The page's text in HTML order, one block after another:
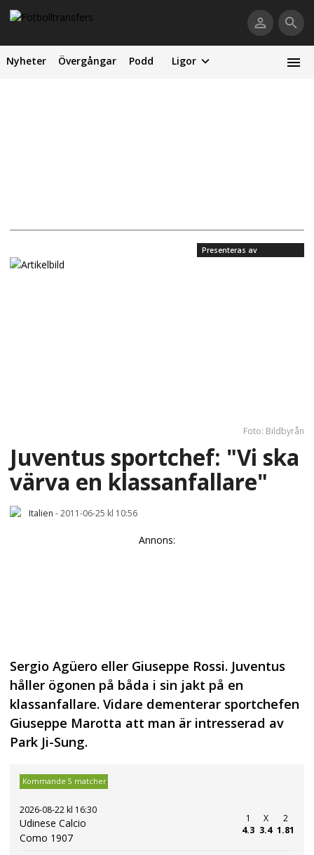
Nyheter Övergångar Podd Ligor
Presenteras av
Foto: Bildbyrån
Juventus sportchef: "Vi ska
värva en klassanfallare"
Italien -2011-06-25 kl 10:56
Annons:
Sergio Agüero eller Giuseppe Rossi. Juventus
håller ögonen på båda i sin jakt på en
klassanfallare. Vidare dementerar sportchefen
Giuseppe Marotta att man är intresserad av
Park Ji-Sung.
Kommande 5 matcher
2026-08-22 kl 16:30
Udinese Calcio
Como 1907
1
4.3
X
3.4
2
1.81